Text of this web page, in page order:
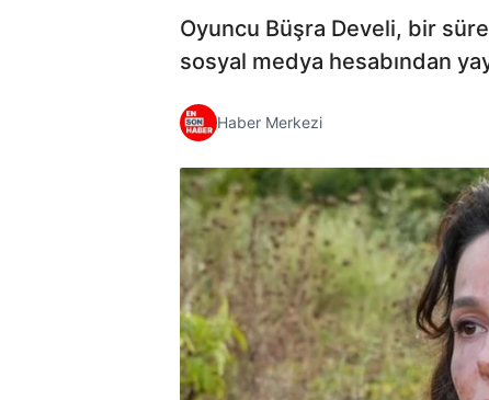
Oyuncu Büşra Develi, bir
sosyal medya hesabından
Haber Merkezi